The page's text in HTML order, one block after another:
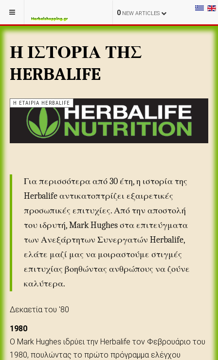
0 NEW ARTICLES
Η ΙΣΤΟΡΙΑ ΤΗΣ
HERBALIFE
Η ΕΤΑΙΡΙΑ HERBALIFE
Για περισσότερα από 30 έτη, η ιστορία της
Herbalife αντικατοπτρίζει εξαιρετικές
προσωπικές επιτυχίες. Από την αποστολή
του ιδρυτή, Mark Hughes στα επιτεύγματα
των Ανεξάρτητων Συνεργατών Herbalife,
ελάτε μαζί μας να μοιραστούμε στιγμές
επιτυχίας βοηθώντας ανθρώπους να ζούνε
καλύτερα.
Δεκαετία του '80
1980
Ο Mark Hughes ιδρύει την Herbalife τον Φεβρουάριο του
1980, πουλώντας το πρώτο πρόγραμμα ελέγχου